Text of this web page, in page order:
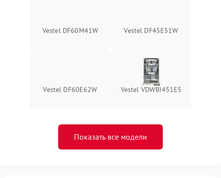
Vestel DF60M41W Vestel DF45E51W
Vestel DF60E62W Vestel VDWBI451E5
Показать все модели